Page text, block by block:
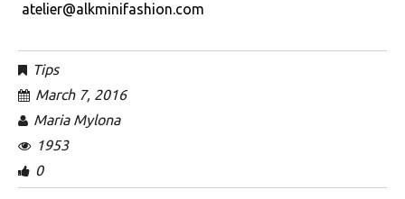
atelier@alkminifashion.com
Tips
March 7, 2016
Maria Mylona
1953
0